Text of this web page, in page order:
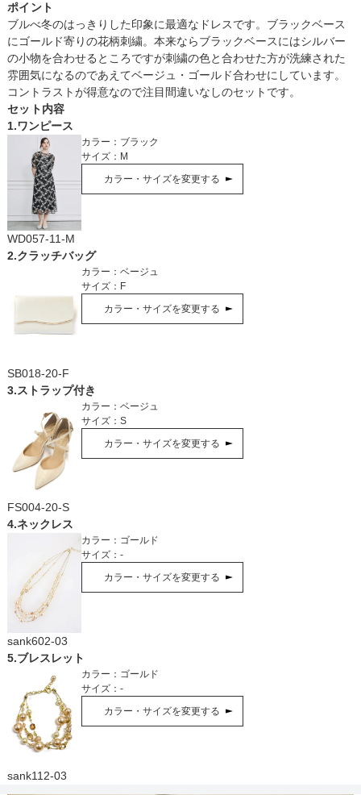
ポイント
ブルべ冬のはっきりした印象に最適なドレスです。ブラックベース
にゴールド寄りの花柄刺繍。本来ならブラックベースにはシルバー
の小物を合わせるところですが刺繍の色と合わせた方が洗練された
雰囲気になるのであえてベージュ・ゴールド合わせにしています。
コントラストが得意なので注目間違いなしのセットです。
セット内容
1.ワンピース
カラー： ブラック
サイズ： M
カラー・サイズを変更する
WD057-11-M
2.クラッチバッグ
カラー： ベージュ
サイズ： F
カラー・サイズを変更する
SB018-20-F
3.ストラップ付き
カラー： ベージュ
サイズ： S
カラー・サイズを変更する
FS004-20-S
4.ネックレス
カラー： ゴールド
サイズ： -
カラー・サイズを変更する
sank602-03
5.ブレスレット
カラー： ゴールド
サイズ： -
カラー・サイズを変更する
sank112-03